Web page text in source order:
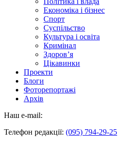
Економіка і бізнес
Спорт
Суспільство
Культура і освіта
Кримінал
Здоров’я
Цікавинки
Проекти
Блоги
Фоторепортажі
Архів
Наш e-mail:
Телефон редакції: (095) 794-29-25